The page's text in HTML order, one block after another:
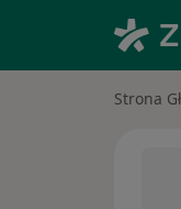
Strona